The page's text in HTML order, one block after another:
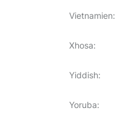
Vietnamien:
Xhosa:
Yiddish:
Yoruba: